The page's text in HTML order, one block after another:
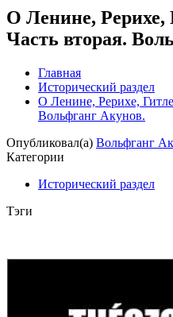
О Ленине, Рерихе,
Часть вторая.
Главная
Исторический раздел
О Ленине, Рерихе,
Вольфганг Акунов.
Опубликовал(а) Вольфганг
Категории
Исторический раздел
Тэги